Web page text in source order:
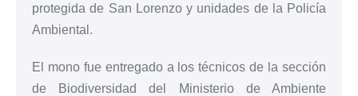
protegida de San Lorenzo y unidades de la Policía
Ambiental.
El mono fue entregado a los técnicos de la sección
de Biodiversidad del Ministerio de Ambiente